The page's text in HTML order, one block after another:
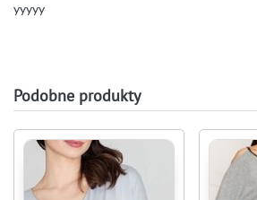
yyyyy
Podobne produkty